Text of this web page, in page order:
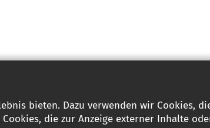
bieten. Dazu verwenden wir Cookies,
die zur Anzeige externer Inhalte